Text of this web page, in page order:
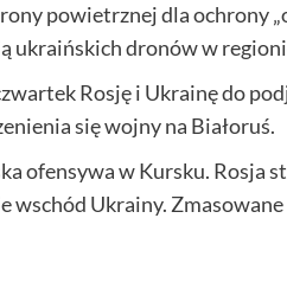
powietrznej dla ochrony
ukraińskich dronów w
Rosję i Ukrainę do
się wojny na Białoruś.
ofensywa w Kursku. Rosja
wschód Ukrainy.